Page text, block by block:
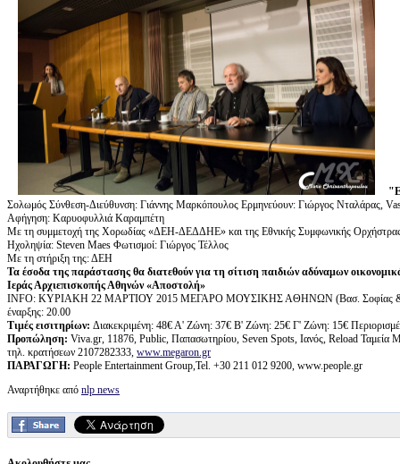
Σολωμός Σύνθεση-Διεύθυνση: Γιάννης Μαρκόπουλος Eρμηνεύουν: Γιώργος Νταλάρας,
Αφήγηση: Καρυοφυλλιά Καραμπέτη
Με τη συμμετοχή της Χορωδίας «ΔΕΗ-ΔΕΔΔΗΕ» και της Εθνικής Συμφωνικής
Ηχοληψία: Steven Maes Φωτισμοί: Γιώργος Τέλλος
Με τη στήριξη της: ΔΕΗ
Τα έσοδα της παράστασης θα διατεθούν για τη σίτιση παιδιών αδύναμων
Ιεράς Αρχιεπισκοπής Αθηνών «Αποστολή»
ΙΝFO: ΚΥΡΙΑΚΗ 22 ΜΑΡΤΙΟΥ 2015 ΜΕΓΑΡΟ ΜΟΥΣΙΚΗΣ ΑΘΗΝΩΝ (Βασ.
έναρξης: 20.00
Τιμές εισιτηρίων: Διακεκριμένη: 48€ Α' Ζώνη: 37€ Β' Ζώνη: 25€ Γ' Ζώνη: 15€
Προπώληση: Viva.gr, 11876, Public, Παπασωτηρίου, Seven Spots, Ιανός, Reload
τηλ. κρατήσεων 2107282333, www.megaron.gr
ΠΑΡΑΓΩΓΗ: People Entertainment Group,Tel. +30 211 012 9200, www.people.gr
Αναρτήθηκε από nlp news